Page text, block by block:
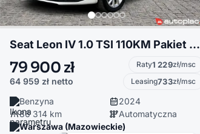
Seat Leon IV 1.0 TSI 110KM Pakiet Vision Pakiet Zimowy Kamera cofania FV23%
79 900 zł
64 959 zł netto
Raty1 229zł/msc
Leasing733zł/msc
Benzyna
2024
86 314 km
Automatyczna
Warszawa (Mazowieckie)